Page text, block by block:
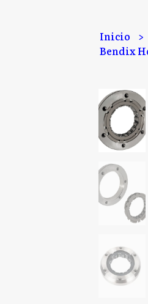
Inicio
Bendix